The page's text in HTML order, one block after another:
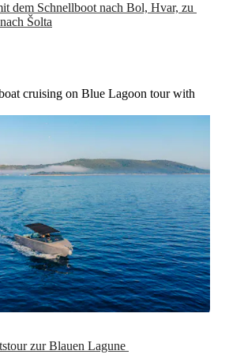
dem Schnellboot nach Bol, Hvar, zu
Šolta
cruising on Blue Lagoon tour with